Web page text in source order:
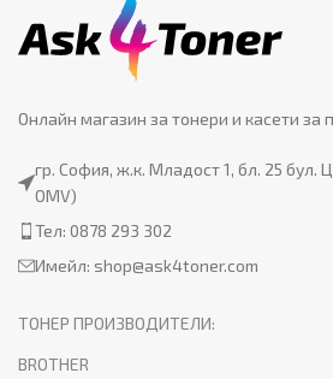
Онлайн магазин за тонери и касети за
гр. София, ж.к. Младост 1, бл. 25 бул.
OMV)
Тел: 0878 293 302
Имейл: shop@ask4toner.com
ТОНЕР ПРОИЗВОДИТЕЛИ:
BROTHER